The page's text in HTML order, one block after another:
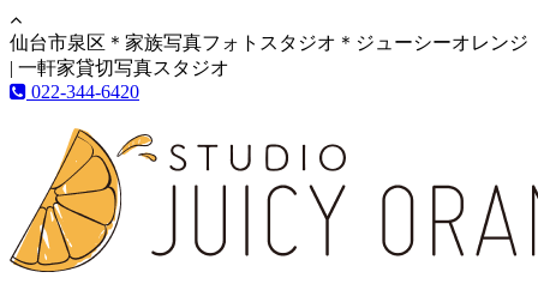
仙台市泉区＊家族写真フォトスタジオ＊ジューシーオレンジ
| 一軒家貸切写真スタジオ
022-344-6420